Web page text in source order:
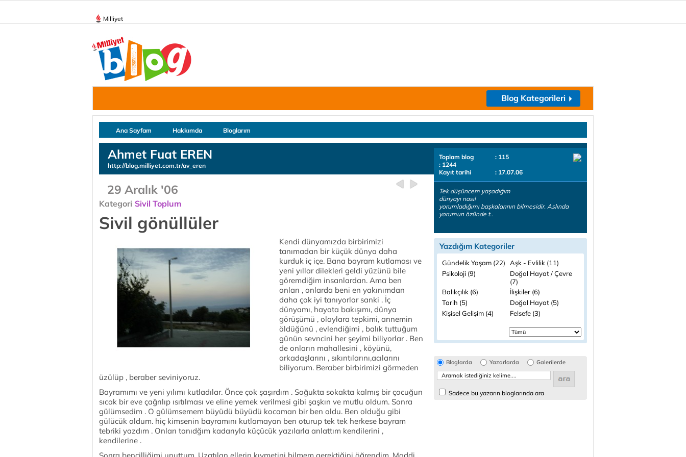
Milliyet
Blog Kategorileri
Ana Sayfam Hakkımda Bloglarım
Ahmet Fuat EREN
http://blog.milliyet.com.tr/av_eren
29 Aralık '06
Kategori Sivil Toplum
Sivil gönüllüler
Kendi dünyamızda birbirimizi
tanımadan bir küçük dünya daha
kurduk iç içe. Bana bayram kutlaması ve
yeni yıllar dilekleri geldi yüzünü bile
göremdiğim insanlardan. Ama ben
onları , onlarda beni en yakınımdan
daha çok iyi tanıyorlar sanki . İç
dünyamı, hayata bakışımı, dünya
görüşümü , olaylara tepkimi, annemin
öldüğünü , evlendiğimi , balık tuttuğum
günün sevncini her şeyimi biliyorlar . Ben
de onların mahallesini , köyünü,
arkadaşlarını , sıkıntılarını,acılarını
biliyorum. Beraber birbirimizi görmeden
üzülüp , beraber seviniyoruz.
Bayramımı ve yeni yılımı kutladılar. Önce çok şaşırdım . Soğukta sokakta kalmış bir çocuğun
sıcak bir eve çağrılıp ısıtılması ve eline yemek verilmesi gibi şaşkın ve mutlu oldum. Sonra
gülümsedim . O gülümsemem büyüdü büyüdü kocaman bir ben oldu. Ben olduğu gibi
gülücük oldum. hiç kimsenin bayramını kutlamayan ben oturup tek tek herkese bayram
tebriki yazdım . Onları tanıdğım kadarıyla küçücük yazılarla anlattım kendilerini ,
kendilerine .
Toplam blog
: 115
: 1244
Kayıt tarihi
: 17.07.06
Tek düşüncem yaşadığım
dünyayı nasıl
yorumladığımı başkalarının bilmesidir. Aslında
yorumun özünde t..
Yazdığım Kategoriler
Gündelik Yaşam (22)
Aşk - Evlilik (11)
Psikoloji (9)
Doğal Hayat / Çevre
(7)
Balıkçılık (6)
İlişkiler (6)
Tarih (5)
Doğal Hayat (5)
Kişisel Gelişim (4)
Felsefe (3)
Bloglarda Yazarlarda Galerilerde
Sadece bu yazarın bloglarında ara